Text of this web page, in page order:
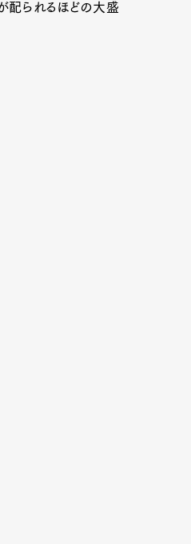
配られるほどの大盛